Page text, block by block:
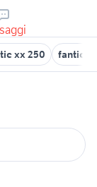
xx 250 fantic